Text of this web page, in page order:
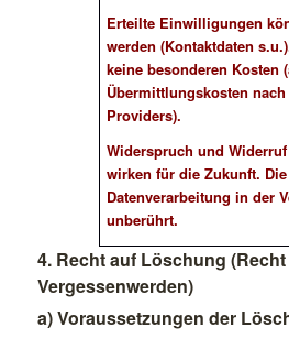
Erteilte Einwilligungen
werden (Kontaktdaten
keine besonderen Kosten
Übermittlungskosten
Providers).
Widerspruch und
wirken für die Zukunft.
Datenverarbeitung in der
unberührt.
4. Recht auf Löschung
Vergessenwerden)
a) Voraussetzungen der